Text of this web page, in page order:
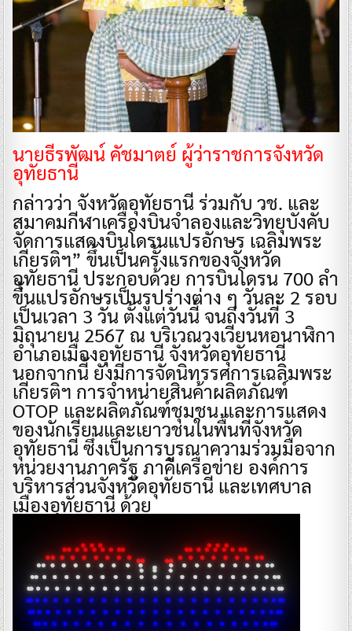
นายธีรพัฒน์ คัชมาตย์ ผู้ว่าราชการจังหวัด
อุทัยธานี
กล่าวว่า จังหวัดอุทัยธานี ร่วมกับ วช. และ
สมาคมกีฬาเครื่องบินจำลองและวิทยุบังคับ
จัดการแสดงบินโดรนแปรอักษร เฉลิมพระ
เกียรติฯ” ขึ้นเป็นครั้งแรกของจังหวัด
อุทัยธานี ประกอบด้วย การบินโดรน 700 ลำ
ขึ้นแปรอักษรเป็นรูปร่างต่าง ๆ วันละ 2 รอบ
เป็นเวลา 3 วัน ตั้งแต่วันนี้ จนถึงวันที่ 3
มิถุนายน 2567 ณ บริเวณวงเวียนหอนาฬิกา
อำเภอเมืองอุทัยธานี จังหวัดอุทัยธานี
นอกจากนี้ ยังมีการจัดนิทรรศการเฉลิมพระ
เกียรติฯ การจำหน่ายสินค้าผลิตภัณฑ์
OTOP และผลิตภัณฑ์ชุมชน และการแสดง
ของนักเรียนและเยาวชนในพื้นที่จังหวัด
อุทัยธานี ซึ่งเป็นการบูรณาความร่วมมือจาก
หน่วยงานภาครัฐ ภาคีเครือข่าย องค์การ
บริหารส่วนจังหวัดอุทัยธานี และเทศบาล
เมืองอุทัยธานี ด้วย